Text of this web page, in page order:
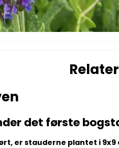
det første
er stauderne plantet i